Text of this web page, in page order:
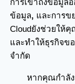
การเข้าถึงข้อมูล
ข้อมูล, และการข
Cloudยังช่วยให้
และทำให้ธุรกิจข
จำกัด
หากคุณกำลั